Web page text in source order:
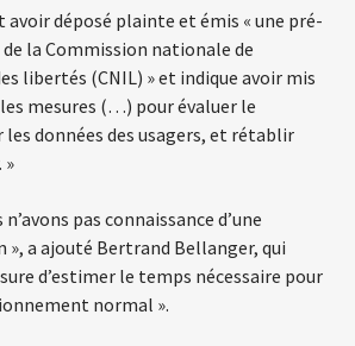
déposé plainte et émis « une pré-
la Commission nationale de
libertés (CNIL) » et indique avoir mis
mesures (…) pour évaluer le
données des usagers, et rétablir
»
pas connaissance d’une
», a ajouté Bertrand Bellanger, qui
d’estimer le temps nécessaire pour
normal ».